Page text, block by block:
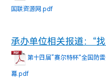
国联资源网.pdf
承办单位相关报道：“找
第十四届“赛尔特杯”全国防
幕.pdf